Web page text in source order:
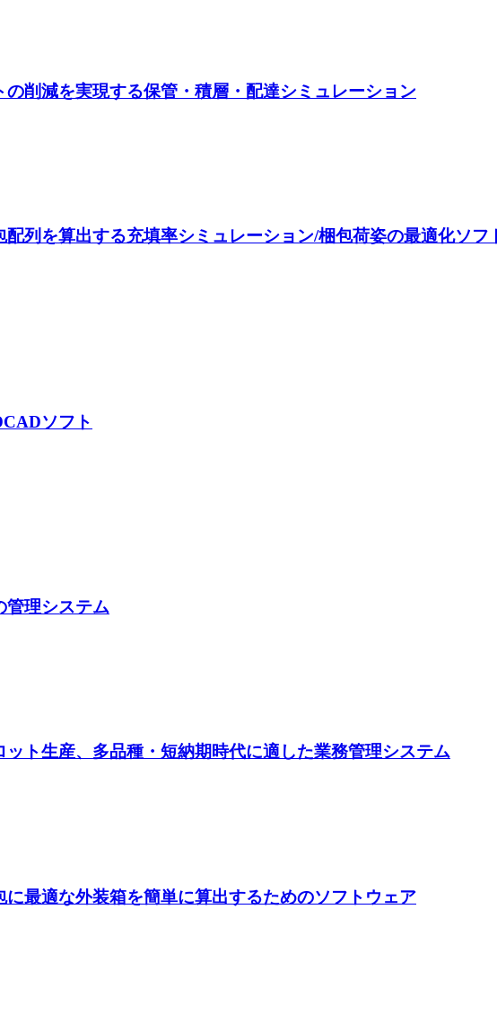
削減を実現する保管・積層・配達シミュレーション
列を算出する充填率シミュレーション/梱包荷姿の最適化ソフ
ソフト
管理システム
ト生産、多品種・短納期時代に適した業務管理システム
最適な外装箱を簡単に算出するためのソフトウェア